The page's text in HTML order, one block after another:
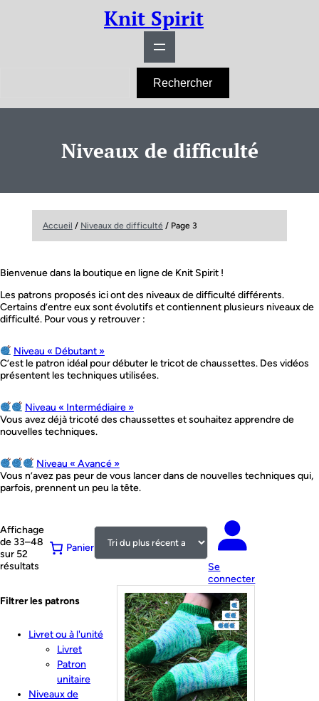
Knit Spirit
h
Rechercher
Niveaux de difficulté
Accueil / Niveaux de difficulté / Page 3
Bienvenue dans la boutique en ligne de Knit Spirit !
Les patrons proposés ici ont des niveaux de difficulté différents.
Certains d’entre eux sont évolutifs et contiennent plusieurs niveaux de
difficulté. Pour vous y retrouver :
Niveau « Débutant »
C’est le patron idéal pour débuter le tricot de chaussettes. Des vidéos
présentent les techniques utilisées.
Niveau « Intermédiaire »
Vous avez déjà tricoté des chaussettes et souhaitez apprendre de
nouvelles techniques.
Niveau « Avancé »
Vous n’avez pas peur de vous lancer dans de nouvelles techniques qui,
parfois, prennent un peu la tête.
Affichage
de 33–48
sur 52
résultats
récent
ancien
Panier
Se
connecter
Filtrer les patrons
Livret ou à l'unité
Livret
Patron
unitaire
Niveaux de